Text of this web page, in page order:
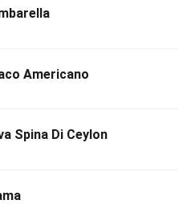
Americano
Spina Di Ceylon